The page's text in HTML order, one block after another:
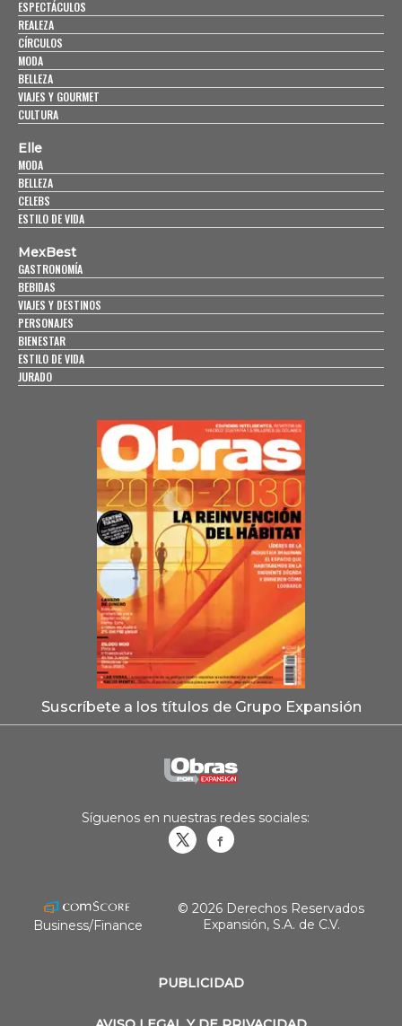
ESPECTÁCULOS
REALEZA
CÍRCULOS
MODA
BELLEZA
VIAJES Y GOURMET
CULTURA
Elle
MODA
BELLEZA
CELEBS
ESTILO DE VIDA
MexBest
GASTRONOMÍA
BEBIDAS
VIAJES Y DESTINOS
PERSONAJES
BIENESTAR
ESTILO DE VIDA
JURADO
Suscríbete a los títulos de Grupo Expansión
PUBLICIDAD
Síguenos en nuestras redes sociales:
Business/Finance
© 2026 Derechos Reservados
Expansión, S.A. de C.V.